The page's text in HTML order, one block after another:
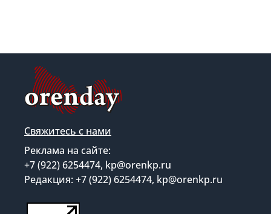
Свяжитесь с нами
Реклама на сайте:
+7 (922) 6254474, kp@orenkp.ru
Редакция: +7 (922) 6254474, kp@orenkp.ru